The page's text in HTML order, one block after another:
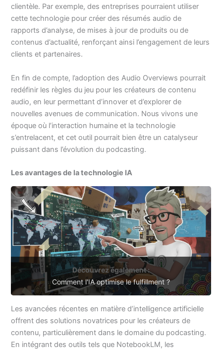
clientèle. Par exemple, des entreprises pourraient utiliser
cette technologie pour créer des résumés audio de
rapports d’analyse, de mises à jour de produits ou de
contenus d’actualité, renforçant ainsi l’engagement de leurs
clients et partenaires.
En fin de compte, l’adoption des Audio Overviews pourrait
redéfinir les règles du jeu pour les créateurs de contenu
audio, en leur permettant d’innover et d’explorer de
nouvelles avenues de communication. Nous vivons une
époque où l’interaction humaine et la technologie
s’entrelacent, et cet outil pourrait bien être un catalyseur
puissant dans l’évolution du podcasting.
Les avantages de la technologie IA
Découvrez également :
Comment l'IA optimise le fulfillment ?
Les avancées récentes en matière d’intelligence artificielle
offrent des solutions novatrices pour les créateurs de
contenu, particulièrement dans le domaine du podcasting.
En intégrant des outils tels que NotebookLM, les